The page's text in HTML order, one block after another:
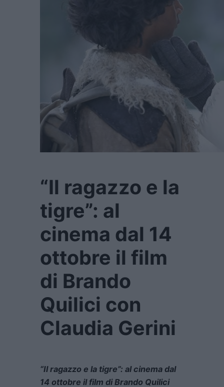
“Il ragazzo e la
tigre”: al
cinema dal 14
ottobre il film
di Brando
Quilici con
Claudia Gerini
“Il ragazzo e la tigre”: al cinema dal
14 ottobre il film di Brando Quilici